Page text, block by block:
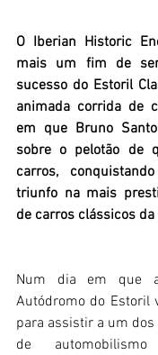
O Iberian Historic
mais um fim de
sucesso do Estoril
animada corrida de
em que Bruno
sobre o pelotão de
carros,
triunfo na mais
de carros clássicos
Num dia em que
Autódromo do Estoril
para assistir a um
de